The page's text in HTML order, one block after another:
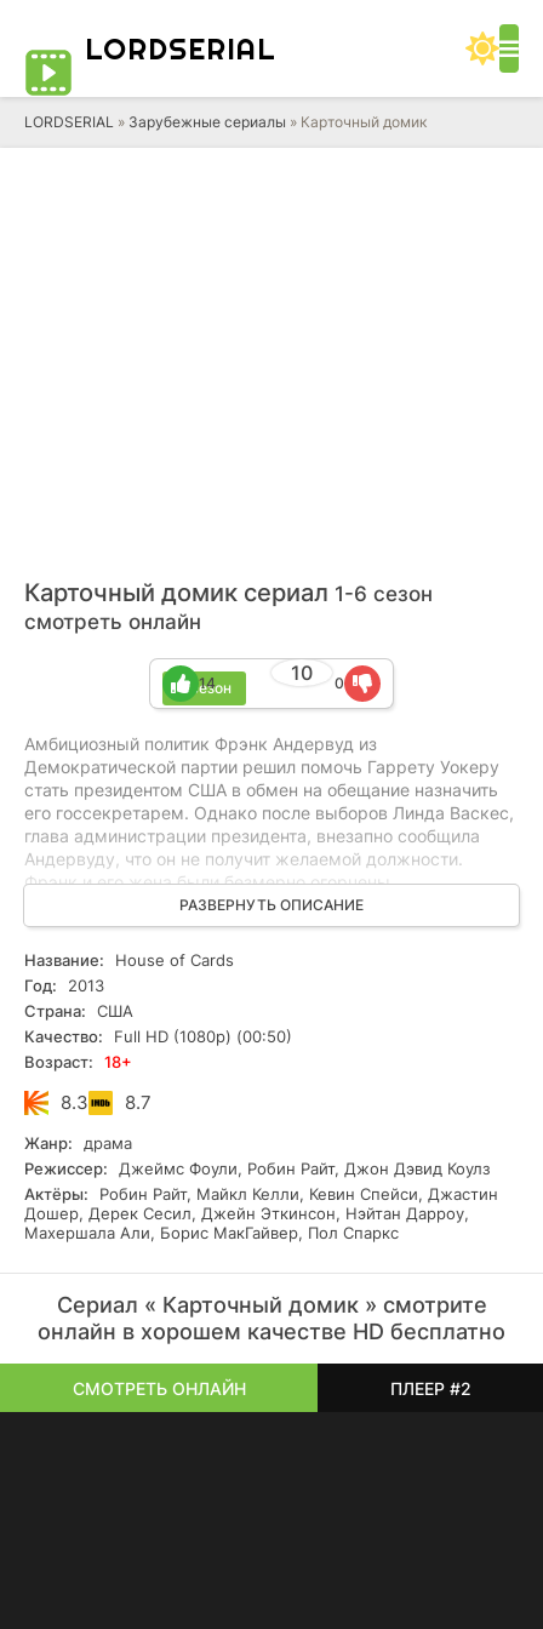
LORDSERIAL
LORDSERIAL » Зарубежные сериалы » Карточный домик
Карточный домик сериал 1-6 сезон
смотреть онлайн
6 сезон
10
14 0
Амбициозный политик Фрэнк Андервуд из
Демократической партии решил помочь Гаррету Уокеру
стать президентом США в обмен на обещание назначить
его госсекретарем. Однако после выборов Линда Васкес,
глава администрации президента, внезапно сообщила
Андервуду, что он не получит желаемой должности.
Фрэнк и его жена были безмерно огорчены
предательством и готовы навести максимум хаоса, чтобы
отомстить новому президенту.
РАЗВЕРНУТЬ ОПИСАНИЕ
Название:
House of Cards
Год:
2013
Страна:
США
Качество:
Full HD (1080p) (00:50)
Возраст:
18+
8.3 8.7
Жанр:
драма
Режиссер:
Джеймс Фоули, Робин Райт, Джон Дэвид Коулз
Актёры:
Робин Райт, Майкл Келли, Кевин Спейси, Джастин
Дошер, Дерек Сесил, Джейн Эткинсон, Нэйтан Дарроу,
Махершала Али, Борис МакГайвер, Пол Спаркс
Сериал « Карточный домик » смотрите
онлайн в хорошем качестве HD бесплатно
СМОТРЕТЬ ОНЛАЙН ПЛЕЕР #2